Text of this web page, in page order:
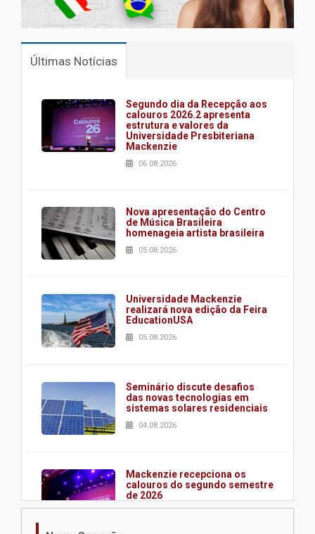
Últimas Notícias
Segundo dia da Recepção aos
calouros 2026.2 apresenta
estrutura e valores da
Universidade Presbiteriana
Mackenzie
06.08.2026
Nova apresentação do Centro
de Música Brasileira
homenageia artista brasileira
05.08.2026
Universidade Mackenzie
realizará nova edição da Feira
EducationUSA
05.08.2026
Seminário discute desafios
das novas tecnologias em
sistemas solares residenciais
04.08.2026
Mackenzie recepciona os
calouros do segundo semestre
de 2026